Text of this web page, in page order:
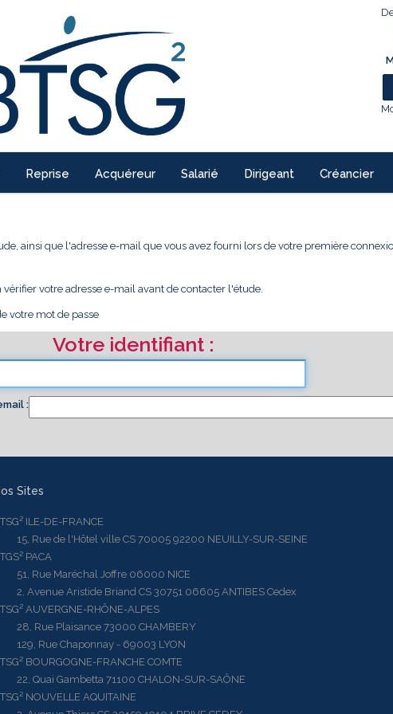
Reprise Acquéreur Salarié Dirigeant Créancier
ainsi que l'adresse e-mail que vous avez fourni lors de votre première
votre adresse e-mail avant de contacter l'étude.
votre mot de passe
Votre identifiant
Sites
ILE-DE-FRANCE
Rue de l'Hôtel ville CS 70005 92200 NEUILLY-SUR-SEINE
PACA
Rue Maréchal Joffre 06000 NICE
Avenue Aristide Briand CS 30751 06605 ANTIBES Cedex
AUVERGNE-RHÔNE-ALPES
Rue Plaisance 73000 CHAMBERY
Rue Chaponnay - 69003 LYON
BOURGOGNE-FRANCHE COMTE
Quai Gambetta 71100 CHALON-SUR-SAÔNE
NOUVELLE AQUITAINE